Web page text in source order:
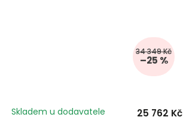
34 349 Kč
–25 %
Skladem u dodavatele 25 762 Kč